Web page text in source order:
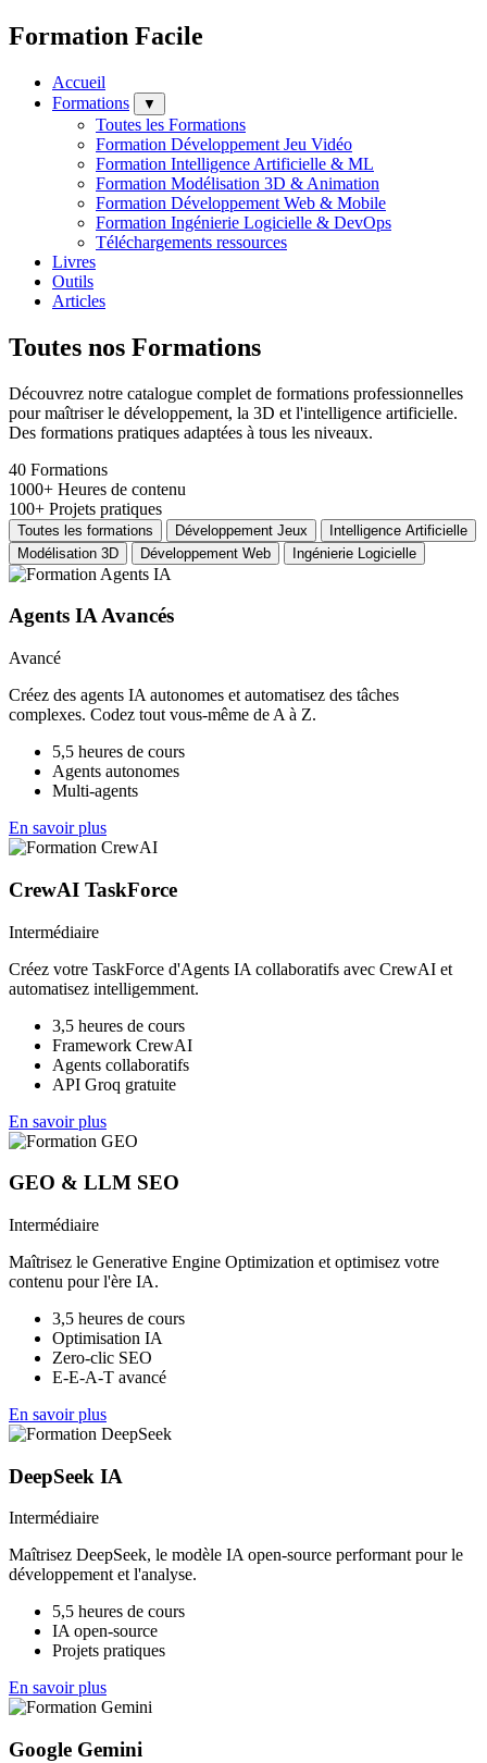
Formation Facile
Accueil
Formations
▼
Toutes les Formations
Formation Développement Jeu Vidéo
Formation Intelligence Artificielle & ML
Formation Modélisation 3D & Animation
Formation Développement Web & Mobile
Formation Ingénierie Logicielle & DevOps
Téléchargements ressources
Livres
Outils
Articles
Toutes nos Formations
Découvrez notre catalogue complet de formations professionnelles
pour maîtriser le développement, la 3D et l'intelligence artificielle.
Des formations pratiques adaptées à tous les niveaux.
40 Formations
1000+ Heures de contenu
100+ Projets pratiques
Toutes les formations Développement Jeux
Intelligence Artificielle
Modélisation 3D
Développement Web Ingénierie Logicielle
Agents IA Avancés
Avancé
Créez des agents IA autonomes et automatisez des tâches
complexes. Codez tout vous-même de A à Z.
5,5 heures de cours
Agents autonomes
Multi-agents
En savoir plus
CrewAI TaskForce
Intermédiaire
Créez votre TaskForce d'Agents IA collaboratifs avec CrewAI et
automatisez intelligemment.
3,5 heures de cours
Framework CrewAI
Agents collaboratifs
API Groq gratuite
En savoir plus
GEO & LLM SEO
Intermédiaire
Maîtrisez le Generative Engine Optimization et optimisez votre
contenu pour l'ère IA.
3,5 heures de cours
Optimisation IA
Zero-clic SEO
E-E-A-T avancé
En savoir plus
DeepSeek IA
Intermédiaire
Maîtrisez DeepSeek, le modèle IA open-source performant pour le
développement et l'analyse.
5,5 heures de cours
IA open-source
Projets pratiques
En savoir plus
Google Gemini